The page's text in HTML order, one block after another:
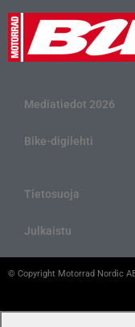
Mediatiedot 2026
Bike-digilehti
Tietosuoja
Julkaistu
© Copyright Motorrad Nordic